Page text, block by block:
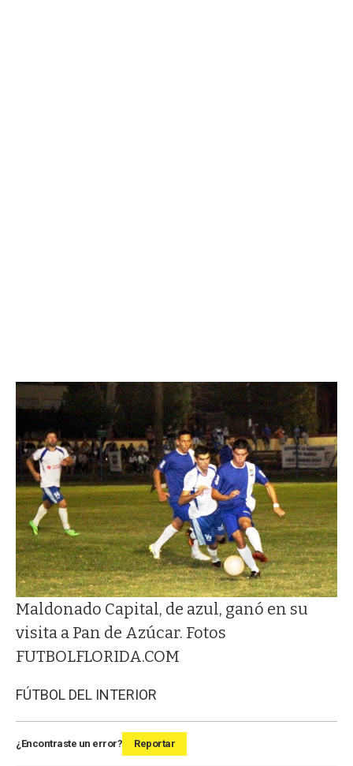
Maldonado Capital, de azul, ganó en su
visita a Pan de Azúcar. Fotos
FUTBOLFLORIDA.COM
FÚTBOL DEL INTERIOR
¿Encontraste un error? Reportar